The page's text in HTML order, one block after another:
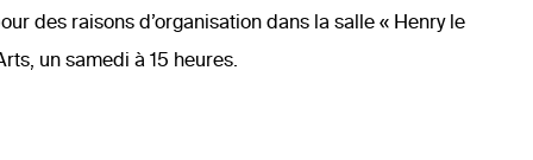
des raisons d’organisation dans la salle « Henry le
un samedi à 15 heures.